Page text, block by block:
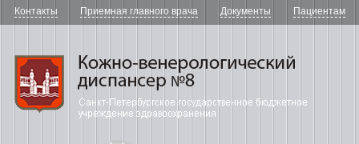
Контакты Приемная главного врача Документы Пациентам